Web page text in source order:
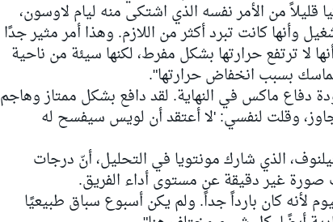
قليلاً من الأمر نفسه الذي اشتكى منه ليام لاوسون،
وأنها كانت تبرد أكثر من اللازم. وهذا أمر مثير جدًا
لا ترتفع حرارتها بشكل مفرط، لكنها سيئة من ناحية
بسبب انخفاض حرارتها".
دفاع ماكس في النهاية. لقد دافع بشكل ممتاز وهاجم
وقلت لنفسي: 'لا أعتقد أن لويس سيفسح له
بطل العالم لعام 1997 جاك فيلنوف، الذي شارك مونتويا في التحليل، أنّ درجات
صورة غير دقيقة عن مستوى أداء الفريق.
لأنه كان بارداً جداً. ولم يكن أسبوع سباق طبيعيًا